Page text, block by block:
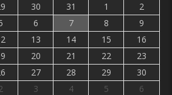
30 31 1
2
6 7 8
9
13 14 15
16
20 21 22
23
27 28 29
30
3 4 5 6